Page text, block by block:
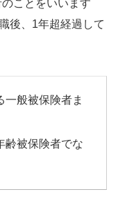
ことをいいます
後、1年超経過して
一般被保険者ま
齢被保険者でな